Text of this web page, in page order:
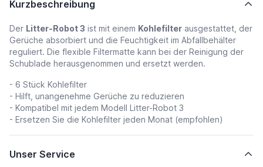
Kurzbeschreibung
Der Litter-Robot 3 ist mit einem Kohlefilter ausgestattet, der
Gerüche absorbiert und die Feuchtigkeit im Abfallbehälter
reguliert. Die flexible Filtermatte kann bei der Reinigung der
Schublade herausgenommen und ersetzt werden.
- 6 Stück Kohlefilter
- Hilft, unangenehme Gerüche zu reduzieren
- Kompatibel mit jedem Modell Litter-Robot 3
- Ersetzen Sie die Kohlefilter jeden Monat (empfohlen)
Unser Service